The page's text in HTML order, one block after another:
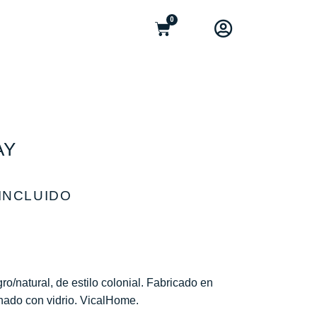
0
natural, de estilo colonial. Fabricado en
con vidrio. VicalHome.